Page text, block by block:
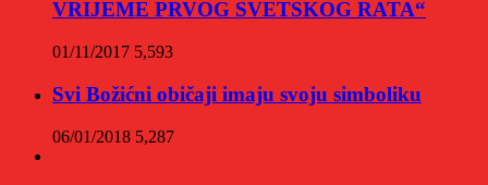
VRIJEME PRVOG SVETSKOG RATA“
01/11/2017 5,593
Svi Božićni običaji imaju svoju simboliku
06/01/2018 5,287